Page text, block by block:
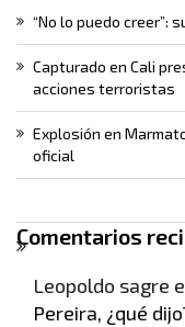
“No lo puedo creer”:
Capturado en Cali
acciones terroristas
Explosión en
oficial
Comentarios
Leopoldo sagre
Pereira, ¿qué